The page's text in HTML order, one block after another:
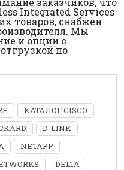
Integrated Services
товаров, снабжен
Мы
и опции с
по
КАТАЛОГ CISCO
D-LINK
NETAPP
DELTA